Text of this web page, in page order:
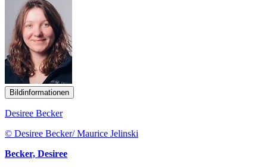
Bildinformationen
Desiree Becker
© Desiree Becker/ Maurice Jelinski
Becker, Desiree